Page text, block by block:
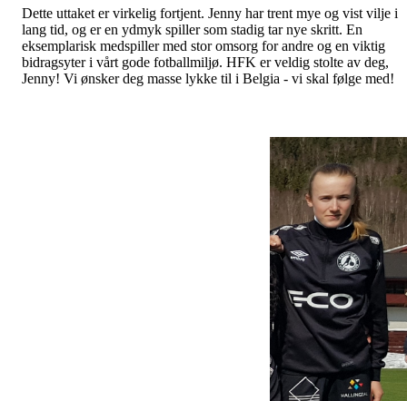
Dette uttaket er virkelig fortjent. Jenny har trent mye og vist vilje i
lang tid, og er en ydmyk spiller som stadig tar nye skritt. En
eksemplarisk medspiller med stor omsorg for andre og en viktig
bidragsyter i vårt gode fotballmiljø. HFK er veldig stolte av deg,
Jenny! Vi ønsker deg masse lykke til i Belgia - vi skal følge med!